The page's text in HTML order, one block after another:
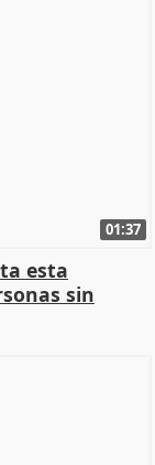
01:37
esta
sin